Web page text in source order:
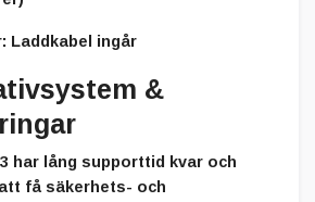
Laddkabel ingår
&
har lång supporttid kvar och
få säkerhets- och